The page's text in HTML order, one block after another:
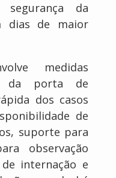
da
dias de maior
medidas
da porta de
dos casos
de
suporte para
observação
internação e